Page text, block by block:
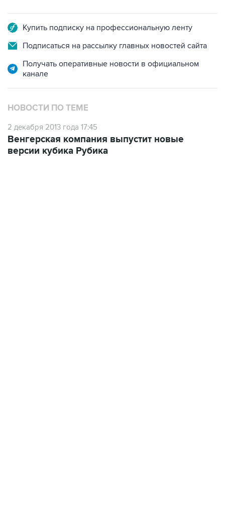
Купить подписку на профессиональную ленту
Подписаться на рассылку главных новостей сайта
Получать оперативные новости в официальном
канале
НОВОСТИ ПО ТЕМЕ
2 декабря 2013 года 17:45
Венгерская компания выпустит новые
версии кубика Рубика